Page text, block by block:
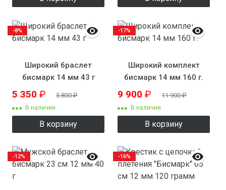
Широкий браслет
бисмарк 14 мм 43 г
5 350 ₽ 5 800₽
В наличии
В корзину
-8%
Широкий комплект
бисмарк 14 мм 160 г.
9 900 ₽ 11 900₽
В наличии
В корзину
-17%
-12% -16%